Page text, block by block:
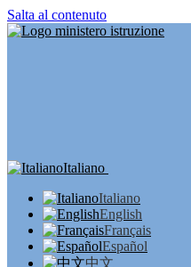
Salta al contenuto
Italiano
Italiano
English
Français
Español
中文